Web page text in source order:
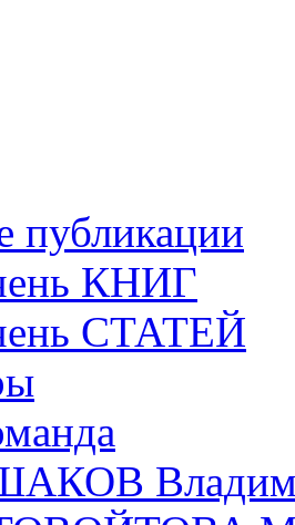
публикации
КНИГ
СТАТЕЙ